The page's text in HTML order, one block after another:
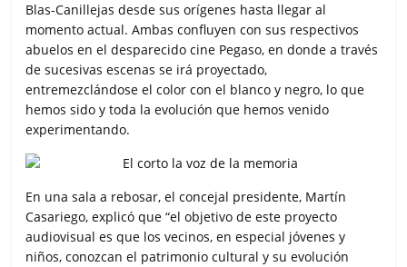
Blas-Canillejas desde sus orígenes hasta llegar al
momento actual. Ambas confluyen con sus respectivos
abuelos en el desparecido cine Pegaso, en donde a través
de sucesivas escenas se irá proyectado,
entremezclándose el color con el blanco y negro, lo que
hemos sido y toda la evolución que hemos venido
experimentando.
En una sala a rebosar, el concejal presidente, Martín
Casariego, explicó que “el objetivo de este proyecto
audiovisual es que los vecinos, en especial jóvenes y
niños, conozcan el patrimonio cultural y su evolución